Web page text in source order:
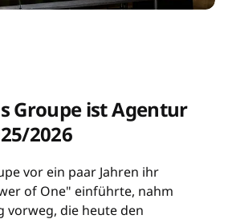
Groupe ist Agentur
2026
vor ein paar Jahren ihr
of One" einführte, nahm
vorweg, die heute den